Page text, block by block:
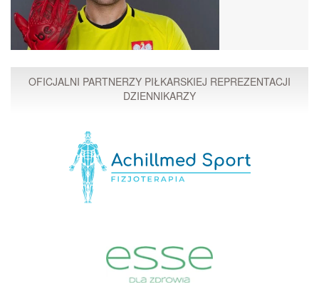
OFICJALNI PARTNERZY PIŁKARSKIEJ REPREZENTACJI
DZIENNIKARZY